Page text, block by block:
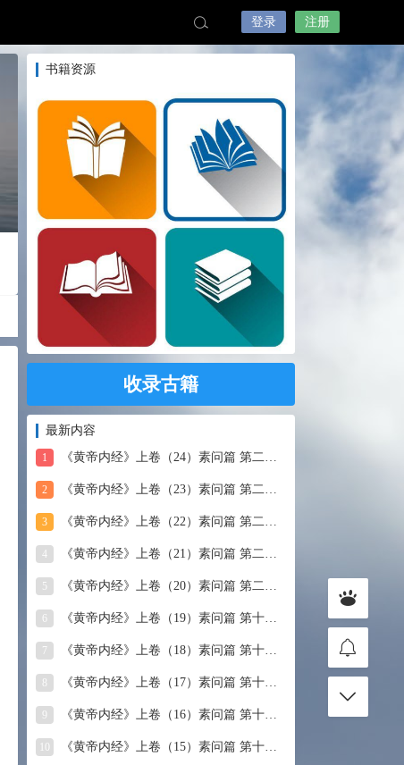
登录 注册
书籍资源
收录古籍
最新内容
1 《黄帝内经》上卷（24）素问篇 第二十四篇 血气形志篇第
2 《黄帝内经》上卷（23）素问篇 第二十三篇 宣明五气
3 《黄帝内经》上卷（22）素问篇 第二十二篇 藏气法时论
4 《黄帝内经》上卷（21）素问篇 第二十一篇 经脉别论
5 《黄帝内经》上卷（20）素问篇 第二十篇 三部九候论
6 《黄帝内经》上卷（19）素问篇 第十九篇 玉机真藏论
7 《黄帝内经》上卷（18）素问篇 第十八篇 平人气象论
《黄帝内经》上卷（17）素问篇 第十七篇 脉要精微论
9 《黄帝内经》上卷（16）素问篇 第十六篇 诊要经终论
《黄帝内经》上卷（15）素问篇 第十五篇 玉版论要